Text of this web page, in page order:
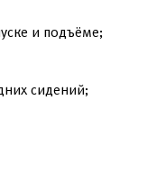
и подъёме;
сидений;